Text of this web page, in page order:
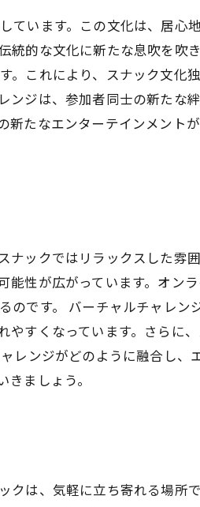
ています。この文化は、居心
的な文化に新たな息吹を吹き
。これにより、スナック文化
ンジは、参加者同士の新たな
新たなエンターテインメント
ナックではリラックスした雰
性が広がっています。オン
のです。 バーチャルチャレン
すくなっています。さらに
レンジがどのように融合し、
ましょう。
クは、気軽に立ち寄れる場所